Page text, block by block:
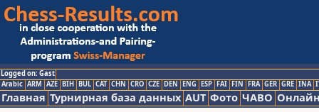
Logged on: Gast
Arabic ARM AZE BIH BUL CAT CHN CRO CZE DEN ENG ESP FAI FIN FRA GER GRE INA
Главная Турнирная база данных AUT Фото ЧАВО